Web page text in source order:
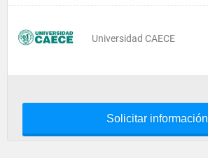
Universidad CAECE
Solicitar información